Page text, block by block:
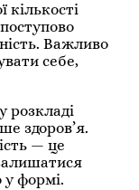
Важливо
себе,
розкладі
здоров’я.
— це
у формі.